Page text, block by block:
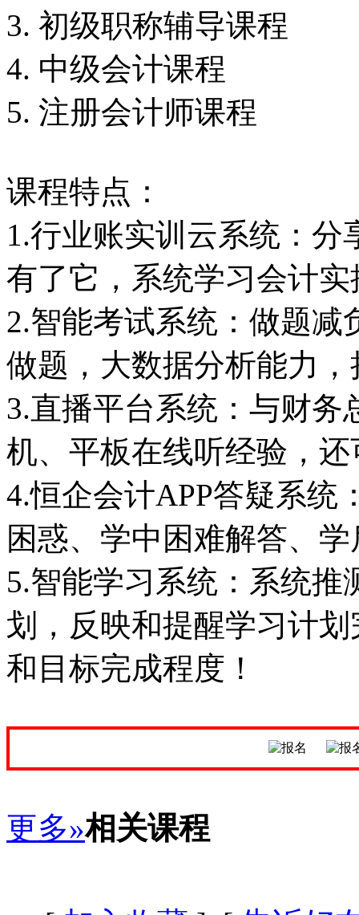
3. 初级职称辅导课程
4. 中级会计课程
5. 注册会计师课程
课程特点：
1.行业账实训云系统：
有了它，系统学习会计实
2.智能考试系统：做题
做题，大数据分析能力
3.直播平台系统：与财务
机、平板在线听经验，
4.恒企会计APP答疑系统
困惑、学中困难解答、
5.智能学习系统：系统
划，反映和提醒学习计
和目标完成程度！
更多»相关课程